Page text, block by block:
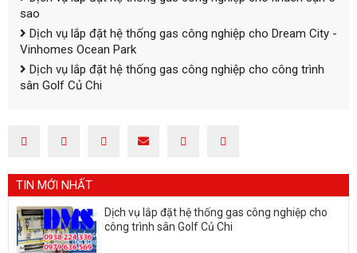
sao
Dịch vụ lắp đặt hệ thống gas công nghiệp cho Dream City -
Vinhomes Ocean Park
Dịch vụ lắp đặt hệ thống gas công nghiệp cho công trình
sân Golf Củ Chi
TIN MỚI NHẤT
Dịch vụ lắp đặt hệ thống gas công nghiệp cho
công trình sân Golf Củ Chi